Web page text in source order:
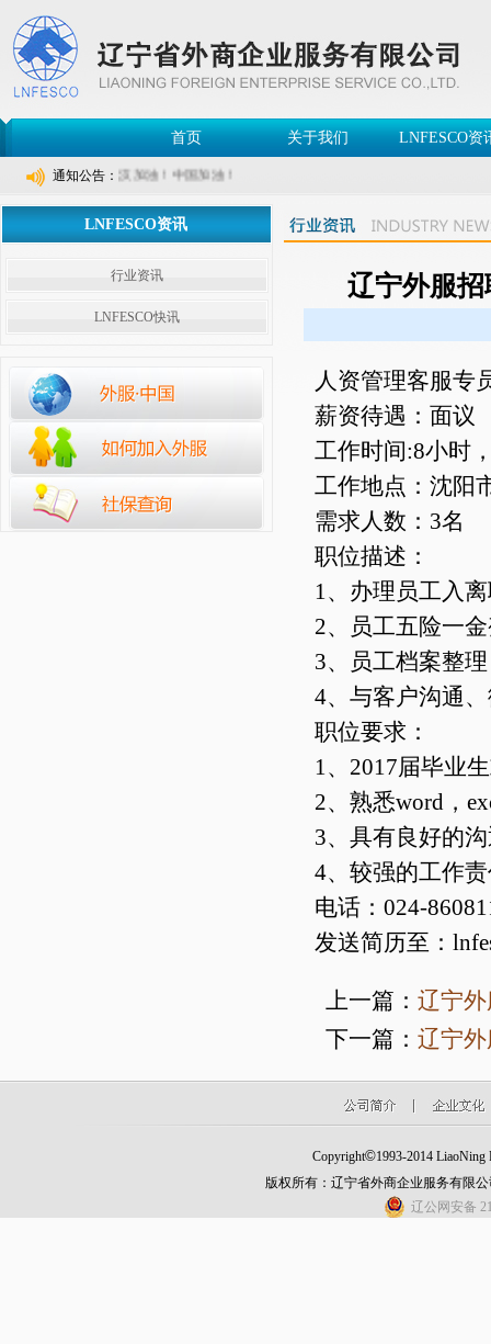
首页 关于我们 LNFESCO资
通知公告：
力，共克时艰！武汉加油！中国加油！
LNFESCO资讯
行业资讯
LNFESCO快讯
辽宁外服
人资管理客服专
薪资待遇：面议
工作时间:8小时
工作地点：沈阳
需求人数：3名
职位描述：
1、办理员工入
2、员工五险一
3、员工档案整理
4、与客户沟通
职位要求：
1、2017届毕业
2、熟悉word，
3、具有良好的
4、较强的工作
电话：024-
发送简历至：
上一篇： 辽宁
下一篇： 辽宁
Copyright©1993-2014 LiaoNing
版权所有：辽宁省外商企业服务有限
辽公网安备